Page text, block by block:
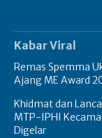
Kabar Viral
Remas Spemma
Ajang ME Award
Khidmat dan
MTP-IPHI
Digelar